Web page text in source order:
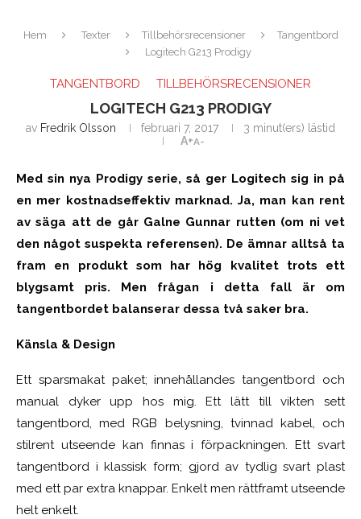
Hem Texter Tillbehörsrecensioner
Tangentbord
Logitech G213 Prodigy
TANGENTBORD TILLBEHÖRSRECENSIONER
LOGITECH G213 PRODIGY
av Fredrik Olsson februari 7, 2017
3 minut(ers) lästid
A+A-
Med sin nya Prodigy serie, så ger Logitech sig in på
en mer kostnadseffektiv marknad. Ja, man kan rent
av säga att de går Galne Gunnar rutten (om ni vet
den något suspekta referensen). De ämnar alltså ta
fram en produkt som har hög kvalitet trots ett
blygsamt pris. Men frågan i detta fall är om
tangentbordet balanserar dessa två saker bra.
Känsla & Design
Ett sparsmakat paket; innehållandes tangentbord och
manual dyker upp hos mig. Ett lätt till vikten sett
tangentbord, med RGB belysning, tvinnad kabel, och
stilrent utseende kan finnas i förpackningen. Ett svart
tangentbord i klassisk form; gjord av tydlig svart plast
med ett par extra knappar. Enkelt men rättframt utseende
helt enkelt.